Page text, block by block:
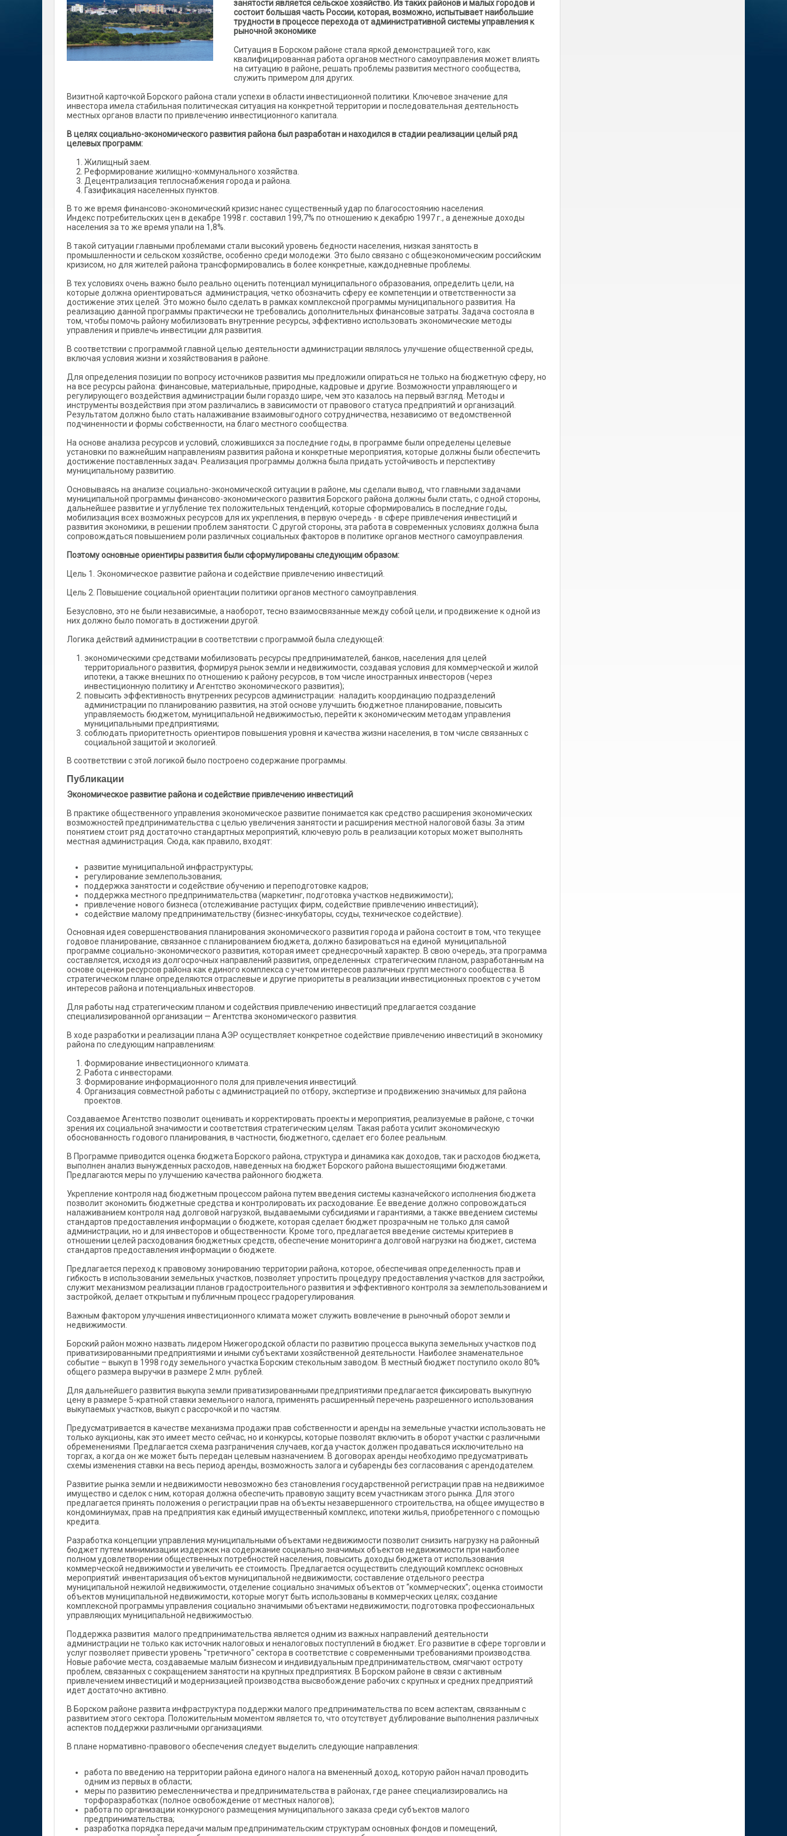
занятости является сельское хозяйство. Из таких районов и малых городов и
состоит большая часть России, которая, возможно, испытывает наибольшие
трудности в процессе перехода от административной системы управления к
рыночной экономике
Ситуация в Борском районе стала яркой демонстрацией того, как
квалифицированная работа органов местного самоуправления может влиять
на ситуацию в районе, решать проблемы развития местного сообщества,
служить примером для других.
Визитной карточкой Борского района стали успехи в области инвестиционной политики. Ключевое значение для
инвестора имела стабильная политическая ситуация на конкретной территории и последовательная деятельность
местных органов власти по привлечению инвестиционного капитала.
В целях социально-экономического развития района был разработан и находился в стадии реализации целый ряд
целевых программ:
Жилищный заем.
Реформирование жилищно-коммунального хозяйства.
Децентрализация теплоснабжения города и района.
Газификация населенных пунктов.
В то же время финансово-экономический кризис нанес существенный удар по благосостоянию населения.
Индекс потребительских цен в декабре 1998 г. составил 199,7% по отношению к декабрю 1997 г., а денежные доходы
населения за то же время упали на 1,8%.
В такой ситуации главными проблемами стали высокий уровень бедности населения, низкая занятость в
промышленности и сельском хозяйстве, особенно среди молодежи. Это было связано с общеэкономическим российским
кризисом, но для жителей района трансформировались в более конкретные, каждодневные проблемы.
В тех условиях очень важно было реально оценить потенциал муниципального образования, определить цели, на
которые должна ориентироваться администрация, четко обозначить сферу ее компетенции и ответственности за
достижение этих целей. Это можно было сделать в рамках комплексной программы муниципального развития. На
реализацию данной программы практически не требовались дополнительных финансовые затраты. Задача состояла в
том, чтобы помочь району мобилизовать внутренние ресурсы, эффективно использовать экономические методы
управления и привлечь инвестиции для развития.
В соответствии с программой главной целью деятельности администрации являлось улучшение общественной среды,
включая условия жизни и хозяйствования в районе.
Для определения позиции по вопросу источников развития мы предложили опираться не только на бюджетную сферу, но
на все ресурсы района: финансовые, материальные, природные, кадровые и другие. Возможности управляющего и
регулирующего воздействия администрации были гораздо шире, чем это казалось на первый взгляд. Методы и
инструменты воздействия при этом различались в зависимости от правового статуса предприятий и организаций.
Результатом должно было стать налаживание взаимовыгодного сотрудничества, независимо от ведомственной
подчиненности и формы собственности, на благо местного сообщества.
На основе анализа ресурсов и условий, сложившихся за последние годы, в программе были определены целевые
установки по важнейшим направлениям развития района и конкретные мероприятия, которые должны были обеспечить
достижение поставленных задач. Реализация программы должна была придать устойчивость и перспективу
муниципальному развитию.
Основываясь на анализе социально-экономической ситуации в районе, мы сделали вывод, что главными задачами
муниципальной программы финансово-экономического развития Борского района должны были стать, с одной стороны,
дальнейшее развитие и углубление тех положительных тенденций, которые сформировались в последние годы,
мобилизация всех возможных ресурсов для их укрепления, в первую очередь - в сфере привлечения инвестиций и
развития экономики, в решении проблем занятости. С другой стороны, эта работа в современных условиях должна была
сопровождаться повышением роли различных социальных факторов в политике органов местного самоуправления.
Поэтому основные ориентиры развития были сформулированы следующим образом:
Цель 1. Экономическое развитие района и содействие привлечению инвестиций.
Цель 2. Повышение социальной ориентации политики органов местного самоуправления.
Безусловно, это не были независимые, а наоборот, тесно взаимосвязанные между собой цели, и продвижение к одной из
них должно было помогать в достижении другой.
Логика действий администрации в соответствии с программой была следующей:
экономическими средствами мобилизовать ресурсы предпринимателей, банков, населения для целей
территориального развития, формируя рынок земли и недвижимости, создавая условия для коммерческой и жилой
ипотеки, а также внешних по отношению к району ресурсов, в том числе иностранных инвесторов (через
инвестиционную политику и Агентство экономического развития);
повысить эффективность внутренних ресурсов администрации: наладить координацию подразделений
администрации по планированию развития, на этой основе улучшить бюджетное планирование, повысить
управляемость бюджетом, муниципальной недвижимостью, перейти к экономическим методам управления
муниципальными предприятиями;
соблюдать приоритетность ориентиров повышения уровня и качества жизни населения, в том числе связанных с
социальной защитой и экологией.
В соответствии с этой логикой было построено содержание программы.
Публикации
Экономическое развитие района и содействие привлечению инвестиций
В практике общественного управления экономическое развитие понимается как средство расширения экономических
возможностей предпринимательства с целью увеличения занятости и расширения местной налоговой базы. За этим
понятием стоит ряд достаточно стандартных мероприятий, ключевую роль в реализации которых может выполнять
местная администрация. Сюда, как правило, входят:
развитие муниципальной инфраструктуры;
регулирование землепользования;
поддержка занятости и содействие обучению и переподготовке кадров;
поддержка местного предпринимательства (маркетинг, подготовка участков недвижимости);
привлечение нового бизнеса (отслеживание растущих фирм, содействие привлечению инвестиций);
содействие малому предпринимательству (бизнес-инкубаторы, ссуды, техническое содействие).
Основная идея совершенствования планирования экономического развития города и района состоит в том, что текущее
годовое планирование, связанное с планированием бюджета, должно базироваться на единой муниципальной
программе социально-экономического развития, которая имеет среднесрочный характер. В свою очередь, эта программа
составляется, исходя из долгосрочных направлений развития, определенных стратегическим планом, разработанным на
основе оценки ресурсов района как единого комплекса с учетом интересов различных групп местного сообщества. В
стратегическом плане определяются отраслевые и другие приоритеты в реализации инвестиционных проектов с учетом
интересов района и потенциальных инвесторов.
Для работы над стратегическим планом и содействия привлечению инвестиций предлагается создание
специализированной организации — Агентства экономического развития.
В ходе разработки и реализации плана АЭР осуществляет конкретное содействие привлечению инвестиций в экономику
района по следующим направлениям:
Формирование инвестиционного климата.
Работа с инвесторами.
Формирование информационного поля для привлечения инвестиций.
Организация совместной работы с администрацией по отбору, экспертизе и продвижению значимых для района
проектов.
Создаваемое Агентство позволит оценивать и корректировать проекты и мероприятия, реализуемые в районе, с точки
зрения их социальной значимости и соответствия стратегическим целям. Такая работа усилит экономическую
обоснованность годового планирования, в частности, бюджетного, сделает его более реальным.
В Программе приводится оценка бюджета Борского района, структура и динамика как доходов, так и расходов бюджета,
выполнен анализ вынужденных расходов, наведенных на бюджет Борского района вышестоящими бюджетами.
Предлагаются меры по улучшению качества районного бюджета.
Укрепление контроля над бюджетным процессом района путем введения системы казначейского исполнения бюджета
позволит экономить бюджетные средства и контролировать их расходование. Ее введение должно сопровождаться
налаживанием контроля над долговой нагрузкой, выдаваемыми субсидиями и гарантиями, а также введением системы
стандартов предоставления информации о бюджете, которая сделает бюджет прозрачным не только для самой
администрации, но и для инвесторов и общественности. Кроме того, предлагается введение системы критериев в
отношении целей расходования бюджетных средств, обеспечение мониторинга долговой нагрузки на бюджет, система
стандартов предоставления информации о бюджете.
Предлагается переход к правовому зонированию территории района, которое, обеспечивая определенность прав и
гибкость в использовании земельных участков, позволяет упростить процедуру предоставления участков для застройки,
служит механизмом реализации планов градостроительного развития и эффективного контроля за землепользованием и
застройкой, делает открытым и публичным процесс градорегулирования.
Важным фактором улучшения инвестиционного климата может служить вовлечение в рыночный оборот земли и
недвижимости.
Борский район можно назвать лидером Нижегородской области по развитию процесса выкупа земельных участков под
приватизированными предприятиями и иными субъектами хозяйственной деятельности. Наиболее знаменательное
событие – выкуп в 1998 году земельного участка Борским стекольным заводом. В местный бюджет поступило около 80%
общего размера выручки в размере 2 млн. рублей.
Для дальнейшего развития выкупа земли приватизированными предприятиями предлагается фиксировать выкупную
цену в размере 5-кратной ставки земельного налога, применять расширенный перечень разрешенного использования
выкупаемых участков, выкуп с рассрочкой и по частям.
Предусматривается в качестве механизма продажи прав собственности и аренды на земельные участки использовать не
только аукционы, как это имеет место сейчас, но и конкурсы, которые позволят включить в оборот участки с различными
обременениями. Предлагается схема разграничения случаев, когда участок должен продаваться исключительно на
торгах, а когда он же может быть передан целевым назначением. В договорах аренды необходимо предусматривать
схемы изменения ставки на весь период аренды, возможность залога и субаренды без согласования с арендодателем.
Развитие рынка земли и недвижимости невозможно без становления государственной регистрации прав на недвижимое
имущество и сделок с ним, которая должна обеспечить правовую защиту всем участникам этого рынка. Для этого
предлагается принять положения о регистрации прав на объекты незавершенного строительства, на общее имущество в
кондоминиумах, прав на предприятия как единый имущественный комплекс, ипотеки жилья, приобретенного с помощью
кредита.
Разработка концепции управления муниципальными объектами недвижимости позволит снизить нагрузку на районный
бюджет путем минимизации издержек на содержание социально значимых объектов недвижимости при наиболее
полном удовлетворении общественных потребностей населения, повысить доходы бюджета от использования
коммерческой недвижимости и увеличить ее стоимость. Предлагается осуществить следующий комплекс основных
мероприятий: инвентаризация объектов муниципальной недвижимости; составление отдельного реестра
муниципальной нежилой недвижимости, отделение социально значимых объектов от “коммерческих”; оценка стоимости
объектов муниципальной недвижимости, которые могут быть использованы в коммерческих целях; создание
комплексной программы управления социально значимыми объектами недвижимости; подготовка профессиональных
управляющих муниципальной недвижимостью.
Поддержка развития малого предпринимательства является одним из важных направлений деятельности
администрации не только как источник налоговых и неналоговых поступлений в бюджет. Его развитие в сфере торговли и
услуг позволяет привести уровень "третичного" сектора в соответствие с современными требованиями производства.
Новые рабочие места, создаваемые малым бизнесом и индивидуальным предпринимательством, смягчают остроту
проблем, связанных с сокращением занятости на крупных предприятиях. В Борском районе в связи с активным
привлечением инвестиций и модернизацией производства высвобождение рабочих с крупных и средних предприятий
идет достаточно активно.
В Борском районе развита инфраструктура поддержки малого предпринимательства по всем аспектам, связанным с
развитием этого сектора. Положительным моментом является то, что отсутствует дублирование выполнения различных
аспектов поддержки различными организациями.
В плане нормативно-правового обеспечения следует выделить следующие направления:
работа по введению на территории района единого налога на вмененный доход, которую район начал проводить
одним из первых в области;
меры по развитию ремесленничества и предпринимательства в районах, где ранее специализировались на
торфоразработках (полное освобождение от местных налогов);
работа по организации конкурсного размещения муниципального заказа среди субъектов малого
предпринимательства;
разработка порядка передачи малым предпринимательским структурам основных фондов и помещений,